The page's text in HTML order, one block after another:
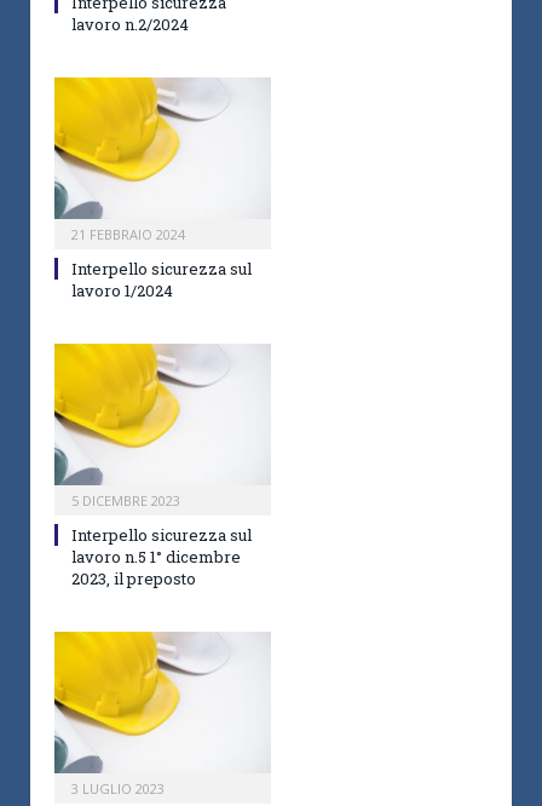
lavoro n.2/2024
21 FEBBRAIO 2024
Interpello sicurezza sul
lavoro 1/2024
5 DICEMBRE 2023
Interpello sicurezza sul
lavoro n.5 1° dicembre
2023, il preposto
3 LUGLIO 2023